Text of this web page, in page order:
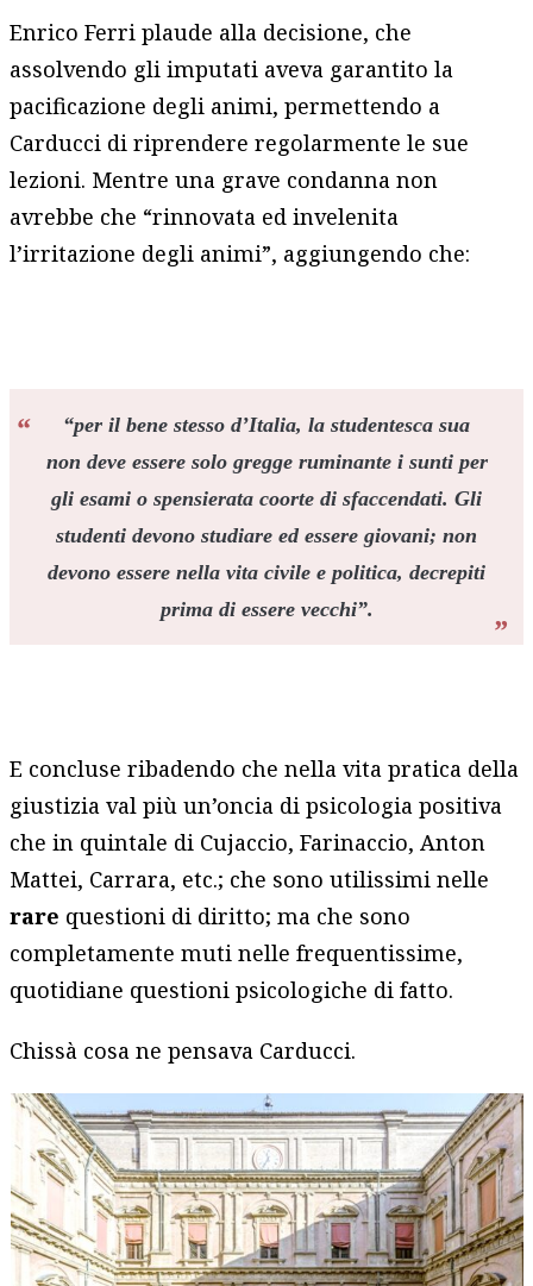
Enrico Ferri plaude alla decisione, che
assolvendo gli imputati aveva garantito la
pacificazione degli animi, permettendo a
Carducci di riprendere regolarmente le sue
lezioni. Mentre una grave condanna non
avrebbe che “rinnovata ed invelenita
l’irritazione degli animi”, aggiungendo che:
“per il bene stesso d’Italia, la studentesca sua
non deve essere solo gregge ruminante i sunti per
gli esami o spensierata coorte di sfaccendati. Gli
studenti devono studiare ed essere giovani; non
devono essere nella vita civile e politica, decrepiti
prima di essere vecchi”.
E concluse ribadendo che nella vita pratica della
giustizia val più un’oncia di psicologia positiva
che in quintale di Cujaccio, Farinaccio, Anton
Mattei, Carrara, etc.; che sono utilissimi nelle
rare questioni di diritto; ma che sono
completamente muti nelle frequentissime,
quotidiane questioni psicologiche di fatto.
Chissà cosa ne pensava Carducci.